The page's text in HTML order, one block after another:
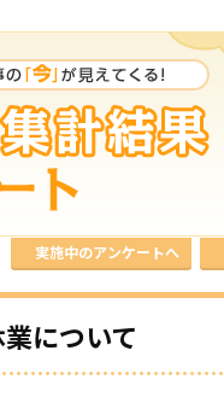
実施中のアンケートへ
について